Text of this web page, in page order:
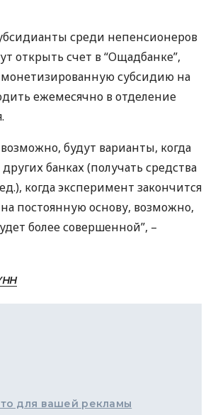
среди непенсионеров
открыть счет в “Ощадбанке”,
субсидию на
ежемесячно в отделение
будут варианты, когда
банках (получать средства
когда эксперимент закончится
постоянную основу, возможно,
более совершенной”, –
для вашей рекламы